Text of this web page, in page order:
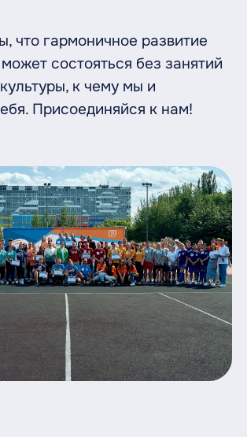
что гармоничное развитие
состояться без занятий
к чему мы и
Присоединяйся к нам!